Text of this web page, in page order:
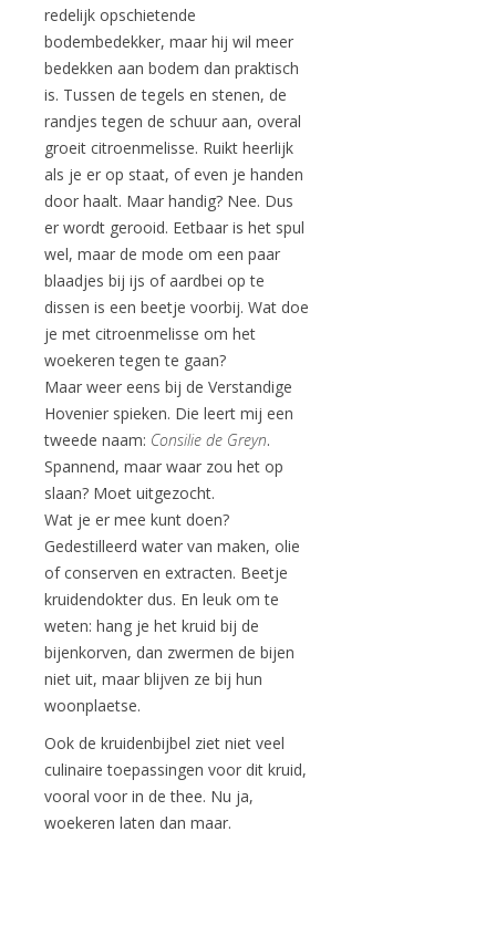
redelijk opschietende
bodembedekker, maar hij wil meer
bedekken aan bodem dan praktisch
is. Tussen de tegels en stenen, de
randjes tegen de schuur aan, overal
groeit citroenmelisse. Ruikt heerlijk
als je er op staat, of even je handen
door haalt. Maar handig? Nee. Dus
er wordt gerooid. Eetbaar is het spul
wel, maar de mode om een paar
blaadjes bij ijs of aardbei op te
dissen is een beetje voorbij. Wat doe
je met citroenmelisse om het
woekeren tegen te gaan?
Maar weer eens bij de Verstandige
Hovenier spieken. Die leert mij een
tweede naam: Consilie de Greyn.
Spannend, maar waar zou het op
slaan? Moet uitgezocht.
Wat je er mee kunt doen?
Gedestilleerd water van maken, olie
of conserven en extracten. Beetje
kruidendokter dus. En leuk om te
weten: hang je het kruid bij de
bijenkorven, dan zwermen de bijen
niet uit, maar blijven ze bij hun
woonplaetse.
Ook de kruidenbijbel ziet niet veel
culinaire toepassingen voor dit kruid,
vooral voor in de thee. Nu ja,
woekeren laten dan maar.